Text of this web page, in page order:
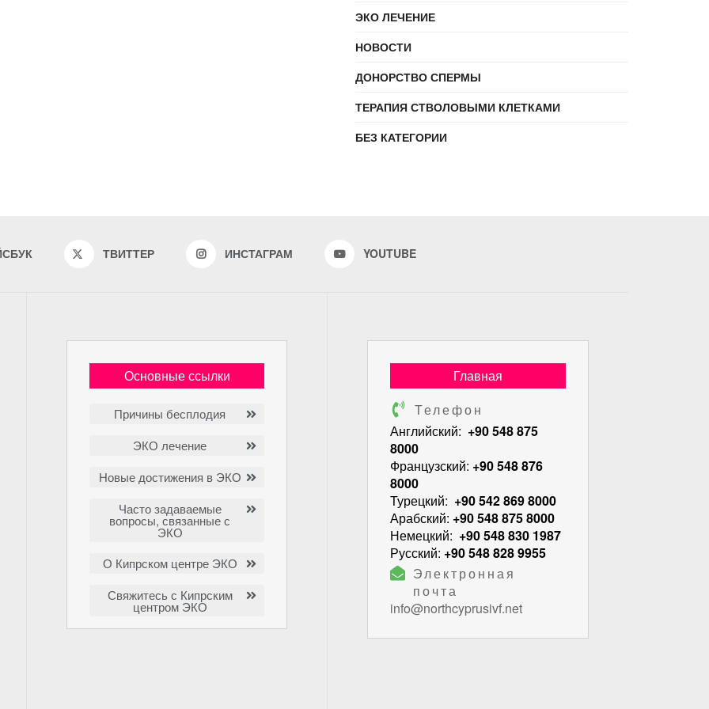
ЭКО ЛЕЧЕНИЕ
НОВОСТИ
ДОНОРСТВО СПЕРМЫ
ТЕРАПИЯ СТВОЛОВЫМИ КЛЕТКАМИ
БЕЗ КАТЕГОРИИ
ТВИТТЕР ИНСТАГРАМ YOUTUBE
Основные ссылки
Причины бесплодия
ЭКО лечение
Новые достижения в ЭКО
Часто задаваемые
вопросы, связанные с
ЭКО
О Кипрском центре ЭКО
Свяжитесь с Кипрским
центром ЭКО
Главная
Телефон
Английский: +90 548 875
8000
Французский: +90 548 876
8000
Турецкий: +90 542 869 8000
Арабский: +90 548 875 8000
Немецкий: +90 548 830 1987
Русский: +90 548 828 9955
Электронная
почта
info@northcyprusivf.net